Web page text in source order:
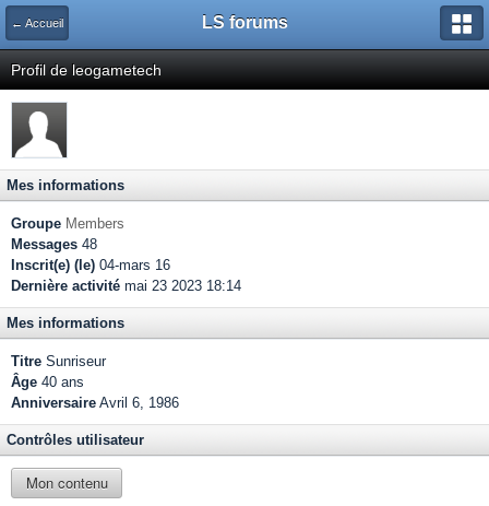
← Accueil LS forums
Profil de leogametech
Mes informations
Groupe Members
Messages 48
Inscrit(e) (le) 04-mars 16
Dernière activité mai 23 2023 18:14
Mes informations
Titre Sunriseur
Âge 40 ans
Anniversaire Avril 6, 1986
Contrôles utilisateur
Mon contenu